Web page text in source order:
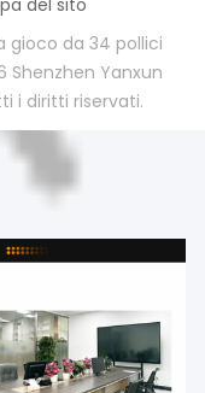
del sito
gioco da 34 pollici
Shenzhen Yanxun
i diritti riservati.